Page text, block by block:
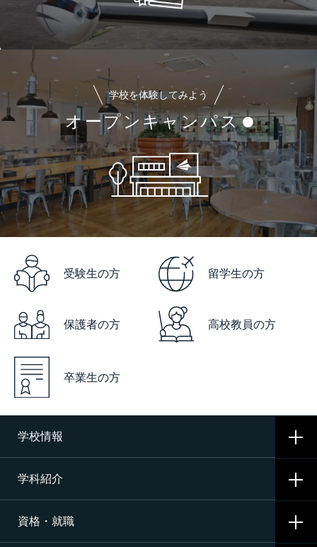
学校を体験してみよう
オープンキャンパス
受験生の方 留学生の方
保護者の方 高校教員の方
卒業生の方
学校情報
学校概要
沿革
学科紹介
CNAの3つの学科
資格・就職